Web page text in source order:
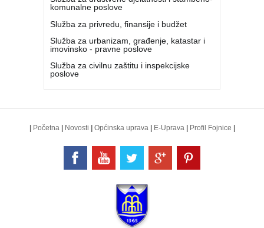
komunalne poslove
Služba za privredu, finansije i budžet
Služba za urbanizam, građenje, katastar i
imovinsko - pravne poslove
Služba za civilnu zaštitu i inspekcijske
poslove
| Početna | Novosti | Općinska uprava | E-Uprava | Profil Fojnice |